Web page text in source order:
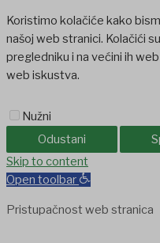
Koristimo kolačiće kako
našoj web stranici. Kolačići
pregledniku i na većini ih
web iskustva.
Nužni
Odustani
holiganbetHoliganbet
Skip to content
Open toolbar
Pristupačnost web stranica